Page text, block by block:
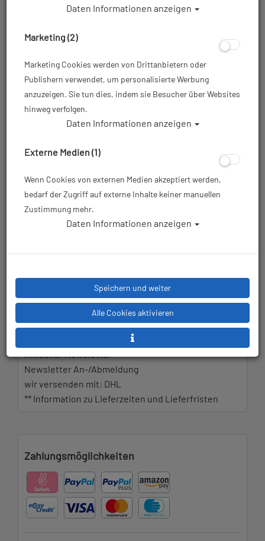
Kundenservice
Größentabellen
Revision & Dienstleistungen
Lieferzeiten
Bankverbindung
Allgemeine Informationen
Aktueller Newsletter
Newsletter An-/Abmeldung
wir versenden mit: DHL
** Information zu Lieferzeiten und Lieferfristen
Zahlungsmöglichkeiten
Daten Informationen anzeigen
Marketing (2)
Marketing Cookies werden von Drittanbietern oder
Publishern verwendet, um personalisierte Werbung
anzuzeigen. Sie tun dies, indem sie Besucher über Websites
hinweg verfolgen.
Daten Informationen anzeigen
Externe Medien (1)
Wenn Cookies von externen Medien akzeptiert werden,
bedarf der Zugriff auf externe Inhalte keiner manuellen
Zustimmung mehr.
Daten Informationen anzeigen
Speichern und weiter
Alle Cookies aktivieren